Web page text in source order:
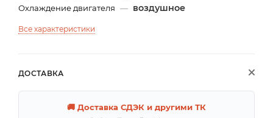
Охлаждение двигателя — воздушное
Все характеристики
ДОСТАВКА
🚚 Доставка СДЭК и другими ТК